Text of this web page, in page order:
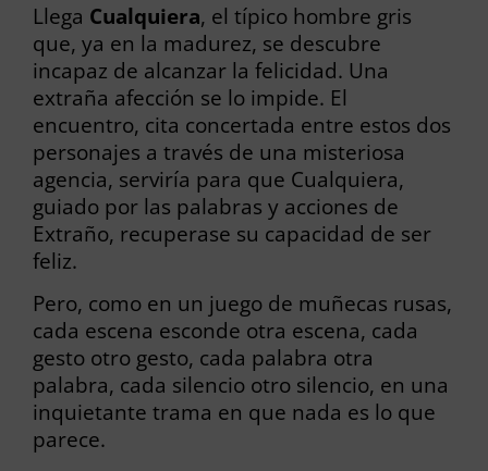
Llega Cualquiera, el típico hombre gris
que, ya en la madurez, se descubre
incapaz de alcanzar la felicidad. Una
extraña afección se lo impide. El
encuentro, cita concertada entre estos dos
personajes a través de una misteriosa
agencia, serviría para que Cualquiera,
guiado por las palabras y acciones de
Extraño, recuperase su capacidad de ser
feliz.
Pero, como en un juego de muñecas rusas,
cada escena esconde otra escena, cada
gesto otro gesto, cada palabra otra
palabra, cada silencio otro silencio, en una
inquietante trama en que nada es lo que
parece.